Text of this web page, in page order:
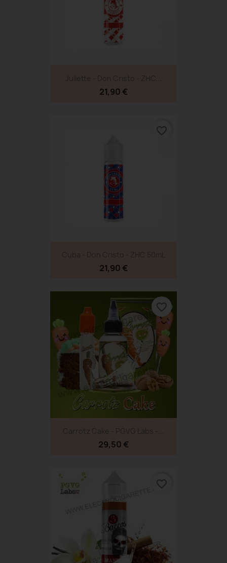
Juliette - Don Cristo - ZHC...
21,90 €
Cuba - Don Cristo - ZHC 50mL
21,90 €
favorite_border
Carrotz Cake - PGVG Labs -...
29,50 €
favorite_border
favorite_border